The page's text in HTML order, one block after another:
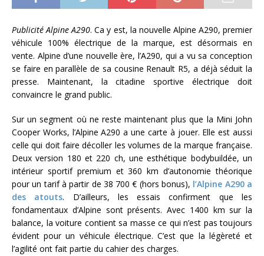
Publicité Alpine A290. Ca y est, la nouvelle Alpine A290, premier
véhicule 100% électrique de la marque, est désormais en
vente. Alpine d’une nouvelle ère, l’A290, qui a vu sa conception
se faire en parallèle de sa cousine Renault R5, a déjà séduit la
presse. Maintenant, la citadine sportive électrique doit
convaincre le grand public.
Sur un segment où ne reste maintenant plus que la Mini John
Cooper Works, l’Alpine A290 a une carte à jouer. Elle est aussi
celle qui doit faire décoller les volumes de la marque française.
Deux version 180 et 220 ch, une esthétique bodybuildée, un
intérieur sportif premium et 360 km d’autonomie théorique
pour un tarif à partir de 38 700 € (hors bonus), l’Alpine A290 a
des atouts. D’ailleurs, les essais confirment que les
fondamentaux d’Alpine sont présents. Avec 1400 km sur la
balance, la voiture contient sa masse ce qui n’est pas toujours
évident pour un véhicule électrique. C’est que la légèreté et
l’agilité ont fait partie du cahier des charges.